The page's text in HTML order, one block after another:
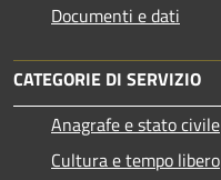
Documenti e dati
CATEGORIE DI SERVIZIO
Anagrafe e stato civile
Cultura e tempo libero